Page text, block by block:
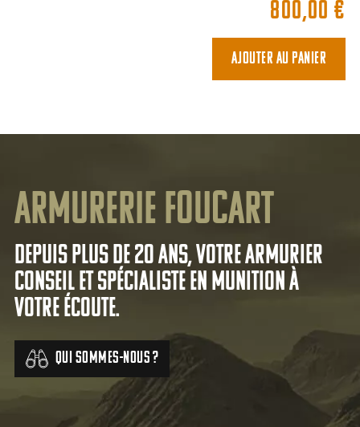
800,00€
Ajouter au panier
Armurerie Foucart
Depuis plus de 20 ans, votre armurier
conseil et spécialiste en munition à
votre écoute.
Qui sommes-nous ?